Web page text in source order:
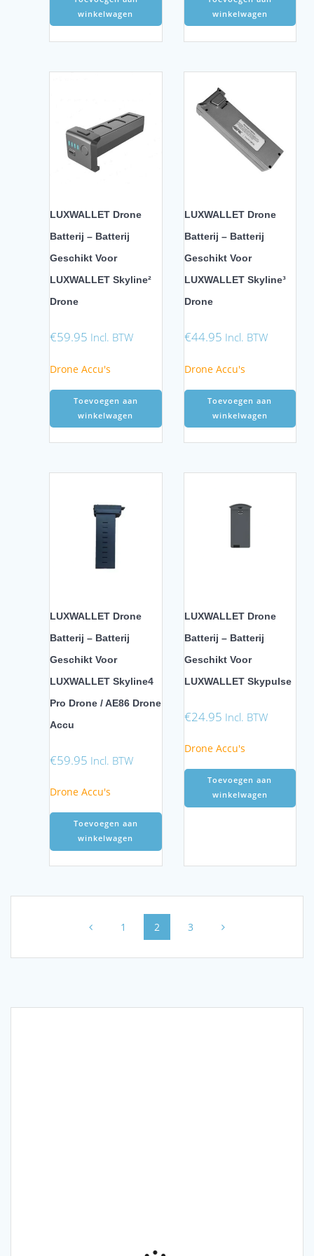
winkelwagen
winkelwagen
LUXWALLET Drone
Batterij – Batterij
Geschikt Voor
LUXWALLET Skyline²
Drone
€59.95 Incl. BTW
Drone Accu's
Toevoegen aan
winkelwagen
LUXWALLET Drone
Batterij – Batterij
Geschikt Voor
LUXWALLET Skyline³
Drone
€44.95 Incl. BTW
Drone Accu's
Toevoegen aan
winkelwagen
LUXWALLET Drone
Batterij – Batterij
Geschikt Voor
LUXWALLET Skyline4
Pro Drone / AE86 Drone
Accu
€59.95 Incl. BTW
Drone Accu's
Toevoegen aan
winkelwagen
LUXWALLET Drone
Batterij – Batterij
Geschikt Voor
LUXWALLET Skypulse
€24.95 Incl. BTW
Drone Accu's
Toevoegen aan
winkelwagen
Page
1 Page
2 Page
3